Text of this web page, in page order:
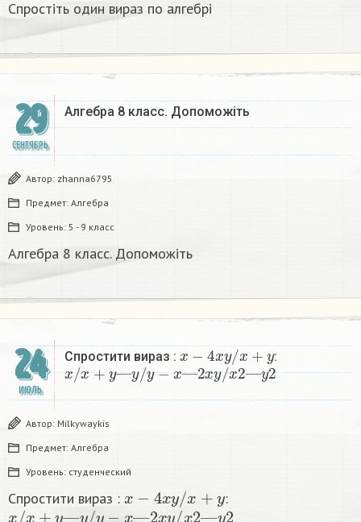
Спростіть один вираз по алгебрі
29
СЕНТЯБРЬ
Алгебра 8 класс. Допоможіть
Автор: zhanna6795
Предмет: Алгебра
Уровень: 5 - 9 класс
Алгебра 8 класс. Допоможіть
24
ИЮЛЬ
Спростити вираз :
x− 4 xy x+y
:
x/x+y—y/y −x—2 x y/ x2—y2
Автор: Milkywaykis
Предмет: Алгебра
Уровень: студенческий
Спростити вираз :
y +
:
x/x+y—y/y −x—2 xy/ x2—y2